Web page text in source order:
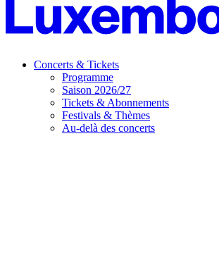
Concerts & Tickets
Programme
Saison 2026/27
Tickets & Abonnements
Festivals & Thèmes
Au-delà des concerts